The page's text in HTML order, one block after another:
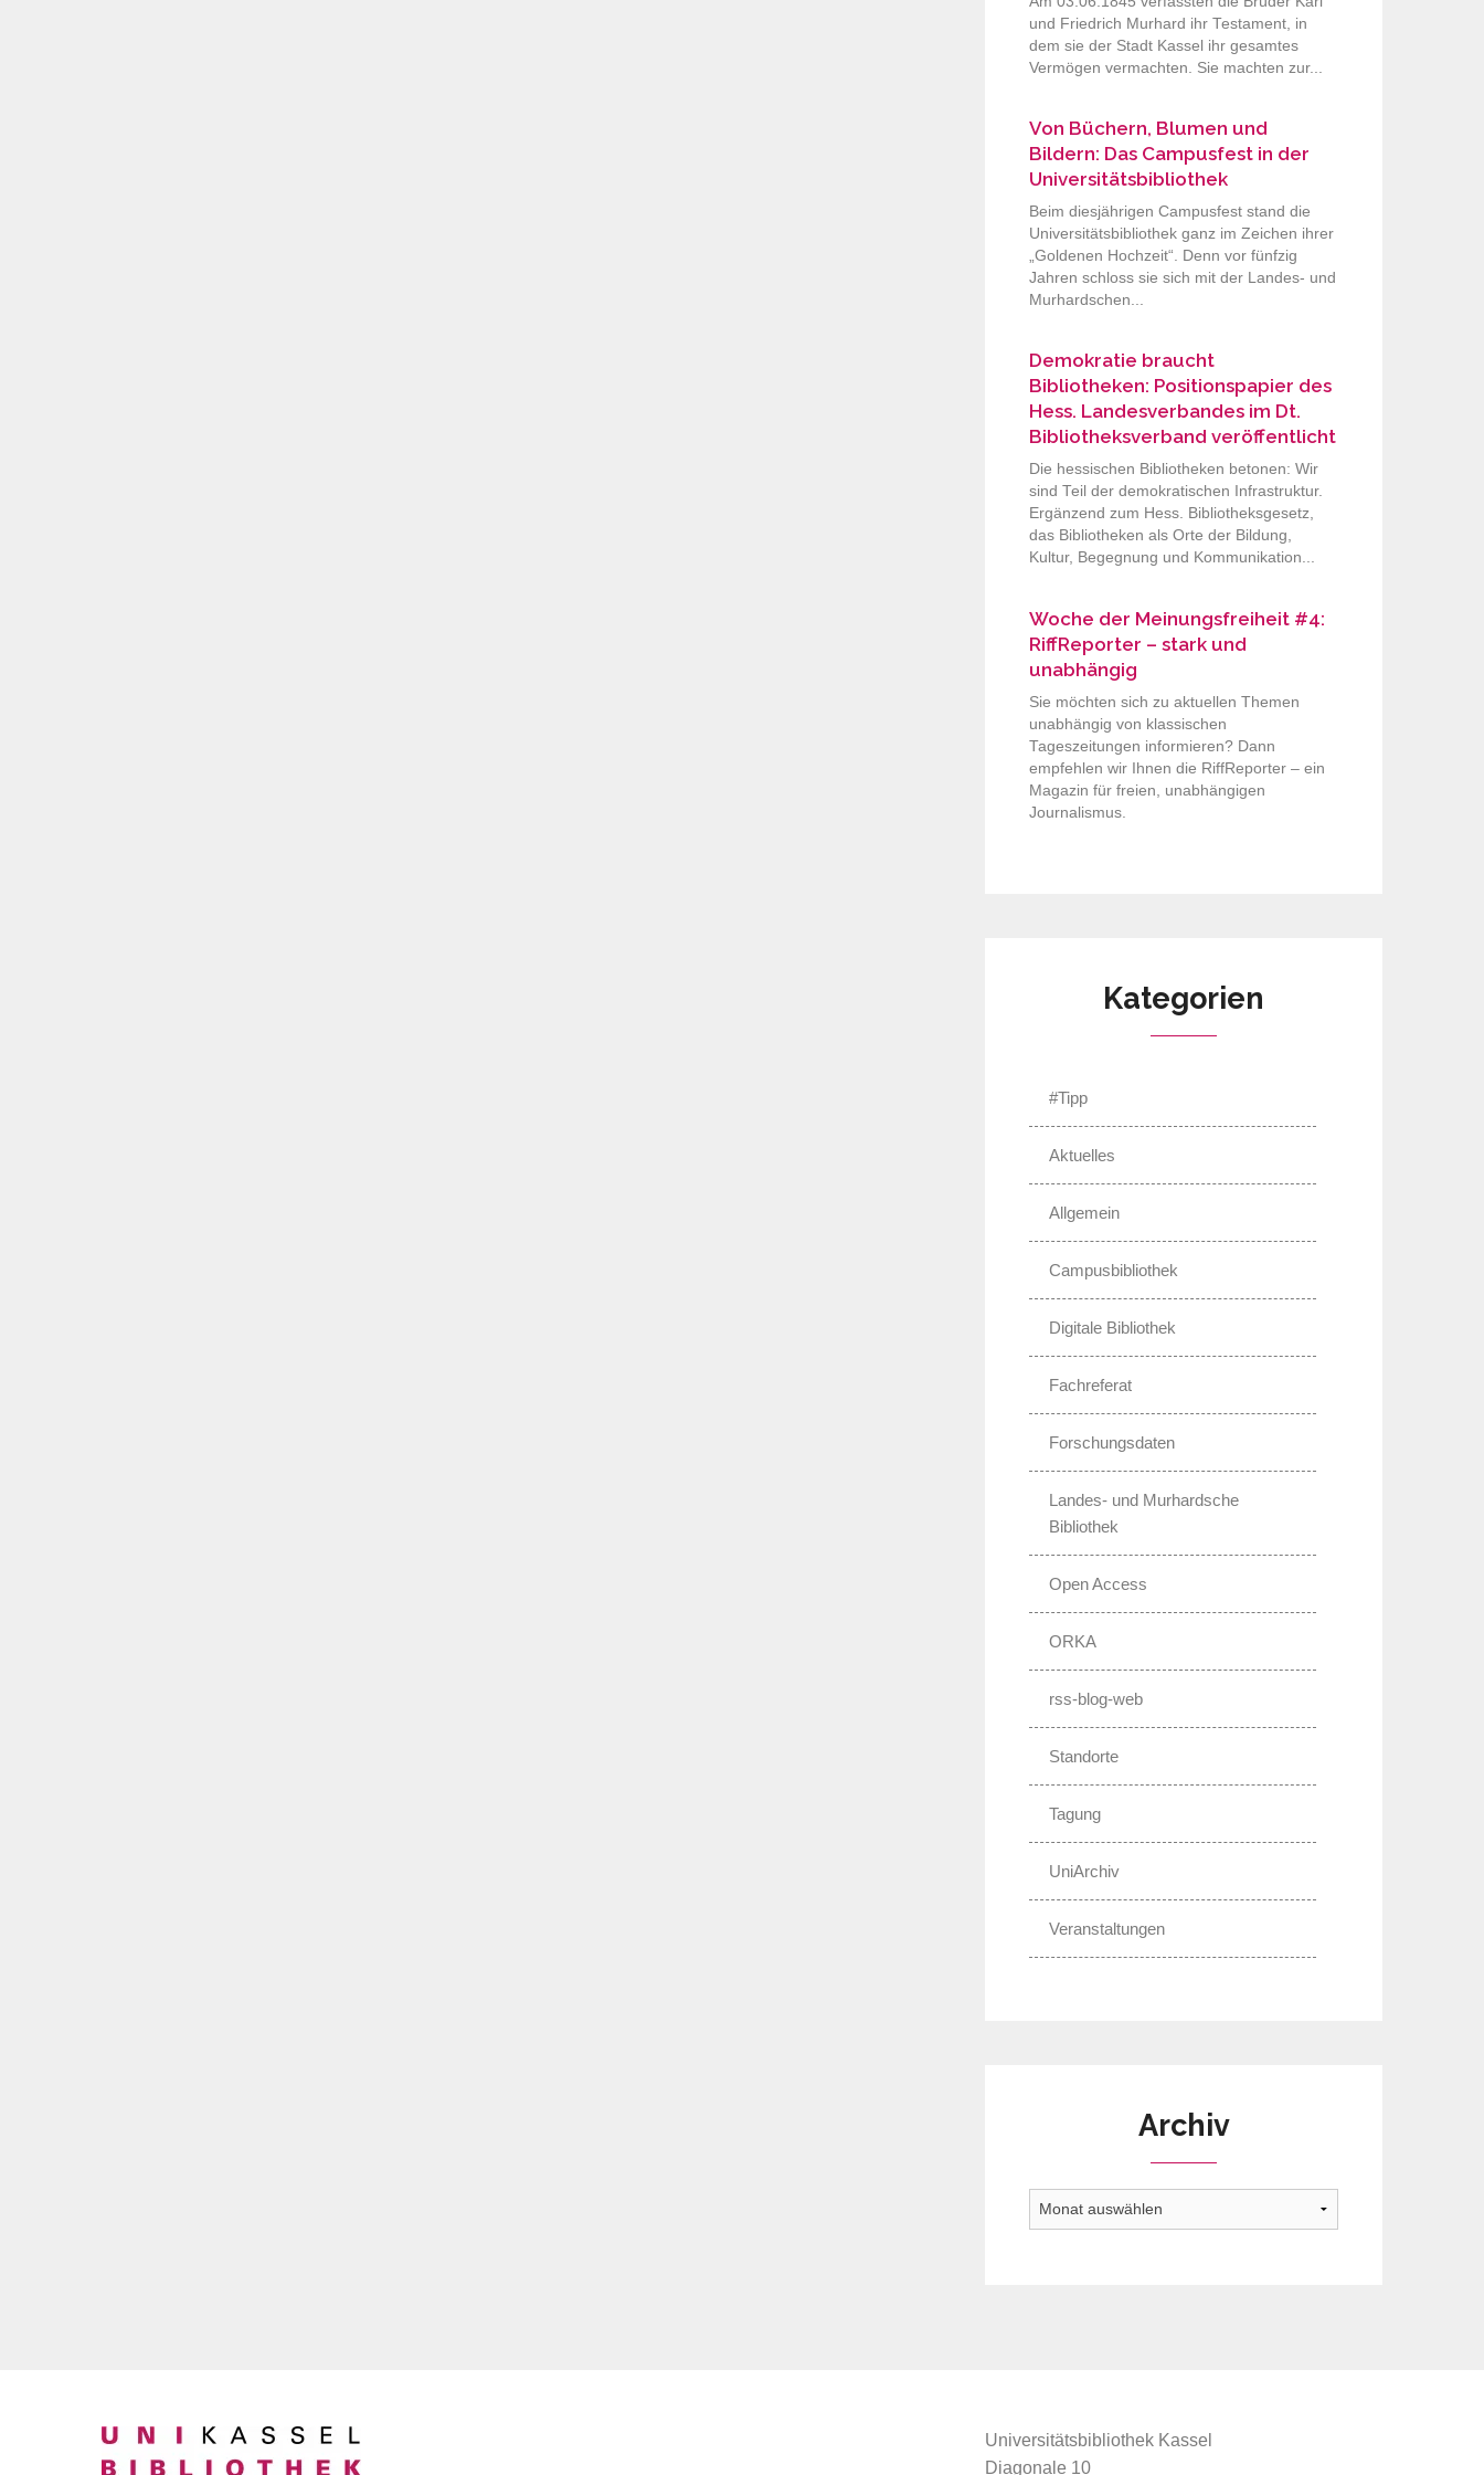
und Friedrich Murhard ihr Testament, in
dem sie der Stadt Kassel ihr gesamtes
Vermögen vermachten. Sie machten zur...
Von Büchern, Blumen und
Bildern: Das Campusfest in der
Universitätsbibliothek
Beim diesjährigen Campusfest stand die
Universitätsbibliothek ganz im Zeichen ihrer
„Goldenen Hochzeit“. Denn vor fünfzig
Jahren schloss sie sich mit der Landes- und
Murhardschen...
Demokratie braucht
Bibliotheken: Positionspapier des
Hess. Landesverbandes im Dt.
Bibliotheksverband veröffentlicht
Die hessischen Bibliotheken betonen: Wir
sind Teil der demokratischen Infrastruktur.
Ergänzend zum Hess. Bibliotheksgesetz,
das Bibliotheken als Orte der Bildung,
Kultur, Begegnung und Kommunikation...
Woche der Meinungsfreiheit #4:
RiffReporter – stark und
unabhängig
Sie möchten sich zu aktuellen Themen
unabhängig von klassischen
Tageszeitungen informieren? Dann
empfehlen wir Ihnen die RiffReporter – ein
Magazin für freien, unabhängigen
Journalismus.
Kategorien
#Tipp
Aktuelles
Allgemein
Campusbibliothek
Digitale Bibliothek
Fachreferat
Forschungsdaten
Landes- und Murhardsche
Bibliothek
Open Access
ORKA
rss-blog-web
Standorte
Tagung
UniArchiv
Veranstaltungen
Archiv
Archiv
Universitätsbibliothek Kassel
Diagonale 10